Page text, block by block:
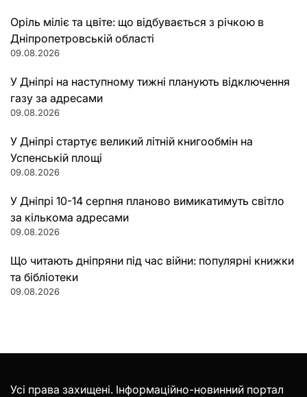
Оріль міліє та цвіте: що відбувається з річкою в
Дніпропетровській області
09.08.2026
У Дніпрі на наступному тижні планують відключення
газу за адресами
09.08.2026
У Дніпрі стартує великий літній книгообмін на
Успенській площі
09.08.2026
У Дніпрі 10-14 серпня планово вимикатимуть світло
за кількома адресами
09.08.2026
Що читають дніпряни під час війни: популярні книжки
та бібліотеки
09.08.2026
Усі права захищені. Інформаційно-новинний портал